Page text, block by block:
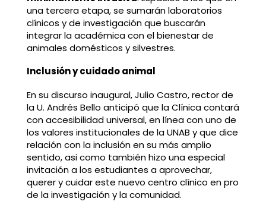
una tercera etapa, se sumarán laboratorios
clínicos y de investigación que buscarán
integrar la académica con el bienestar de
animales domésticos y silvestres.
Inclusión y cuidado animal
En su discurso inaugural, Julio Castro, rector de
la U. Andrés Bello anticipó que la Clínica contará
con accesibilidad universal, en línea con uno de
los valores institucionales de la UNAB y que dice
relación con la inclusión en su más amplio
sentido, asi como también hizo una especial
invitación a los estudiantes a aprovechar,
querer y cuidar este nuevo centro clínico en pro
de la investigación y la comunidad.